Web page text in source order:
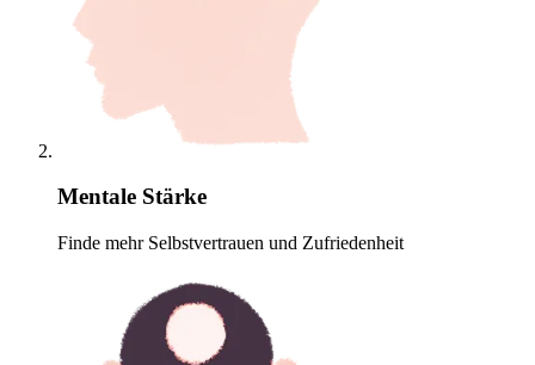
Mentale Stärke
Finde mehr Selbstvertrauen und Zufriedenheit